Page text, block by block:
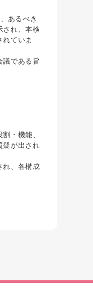
あるべき
され、本検
ていま
である旨
・機能、
疑が出され
れ、各構成